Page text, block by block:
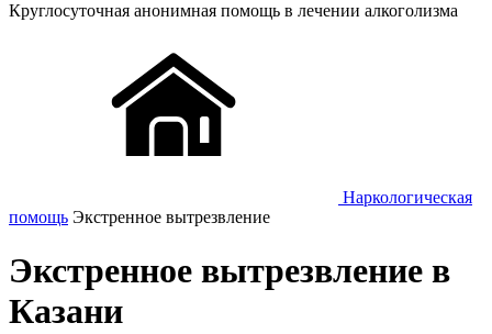
Круглосуточная анонимная помощь в лечении алкоголизма
Наркологическая
помощь Экстренное вытрезвление
Экстренное вытрезвление в
Казани